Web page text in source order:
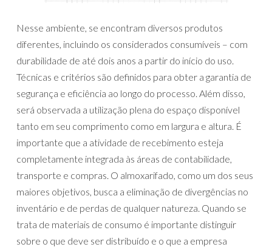
Nesse ambiente, se encontram diversos produtos
diferentes, incluindo os considerados consumíveis – com
durabilidade de até dois anos a partir do início do uso.
Técnicas e critérios são definidos para obter a garantia de
segurança e eficiência ao longo do processo. Além disso,
será observada a utilização plena do espaço disponível
tanto em seu comprimento como em largura e altura. É
importante que a atividade de recebimento esteja
completamente integrada às áreas de contabilidade,
transporte e compras. O almoxarifado, como um dos seus
maiores objetivos, busca a eliminação de divergências no
inventário e de perdas de qualquer natureza. Quando se
trata de materiais de consumo é importante distinguir
sobre o que deve ser distribuído e o que a empresa